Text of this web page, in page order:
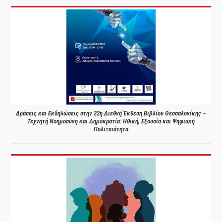
Δράσεις και Εκδηλώσεις στην 22η Διεθνή Έκθεση Βιβλίου Θεσσαλονίκης –
Τεχνητή Νοημοσύνη και Δημοκρατία: Ηθική, Εξουσία και Ψηφιακή
Πολιτειότητα